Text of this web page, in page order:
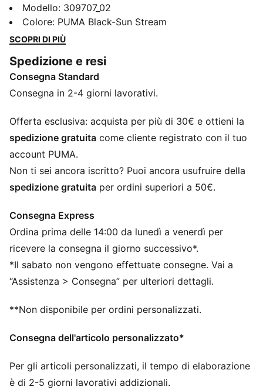
corse di allenamento quotidiane con le Deviate
NITRO™ 3, dotate di tecnologia PWRPLATE e schiuma
NITRO™. Queste scarpe altamente reattivo offrono una
CARATTERISTICHE + VANTAGGI
NITROFOAM™: schiuma avanzata infusa di azoto,
progettata per fornire reattività e ammortizzazione di
PWRPLATE: Piastra in fibra di carbonio progettata per
stabilizzare l'intersuola e massimizzare il trasferimento
di energia
di materiali riciclati
DETTAGLI
Tomaia in mesh ingegnerizzato
Altezza dello stack: 39 mm / 29 mm
Peso: 270 g (per la taglia 42)
Dislivello tra tallone e punta: 10 mm
Consigliata per: pronatori neutri
Modello: 309707_02
Colore: PUMA Black-Sun Stream
SCOPRI DI PIÙ
Spedizione e resi
Consegna Standard
Consegna in 2-4 giorni lavorativi.
Offerta esclusiva: acquista per più di 30€ e ottieni la
spedizione gratuita come cliente registrato con il tuo
account PUMA.
Non ti sei ancora iscritto? Puoi ancora usufruire della
spedizione gratuita per ordini superiori a 50€.
Consegna Express
Ordina prima delle 14:00 da lunedì a venerdì per
ricevere la consegna il giorno successivo*.
*Il sabato non vengono effettuate consegne. Vai a
“Assistenza > Consegna” per ulteriori dettagli.
**Non disponibile per ordini personalizzati.
Consegna dell'articolo personalizzato*
Per gli articoli personalizzati, il tempo di elaborazione
è di 2-5 giorni lavorativi addizionali.